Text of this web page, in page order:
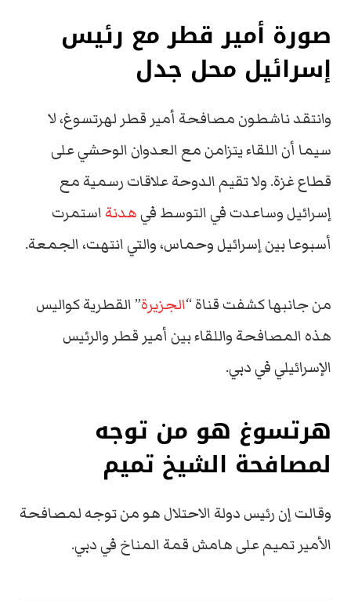
صورة أمير قطر مع رئيس
إسرائيل محل جدل
وانتقد ناشطون مصافحة أمير قطر لهرتسوغ، لا
سيما أن اللقاء يتزامن مع العدوان الوحشي على
قطاع غزة. ولا تقيم الدوحة علاقات رسمية مع
إسرائيل وساعدت في التوسط فيهدنةاستمرت
أسبوعا بين إسرائيل وحماس، والتي انتهت، الجمعة.
من جانبها كشفت قناة “الجزيرة” القطرية كواليس
هذه المصافحة واللقاء بين أمير قطر والرئيس
الإسرائيلي في دبي.
هرتسوغ هو من توجه
لمصافحة الشيخ تميم
وقالت إن رئيس دولة الاحتلال هو من توجه لمصافحة
الأمير تميم على هامش قمة المناخ في دبي.